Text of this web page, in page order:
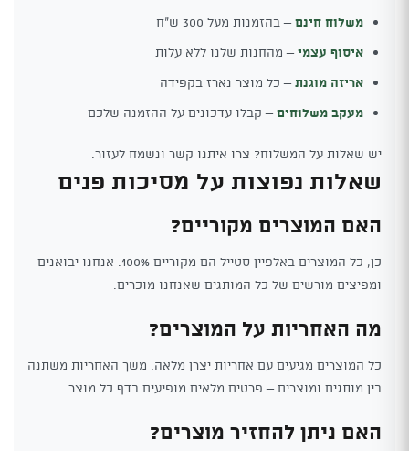
משלוח חינם– בהזמנות מעל 300 ש"ח
איסוף עצמי– מהחנות שלנו ללא עלות
אריזה מוגנת– כל מוצר נארז בקפידה
מעקב משלוחים– קבלו עדכונים על ההזמנה שלכם
יש שאלות על המשלוח? צרו איתנו קשר ונשמח לעזור.
שאלות נפוצות על מסיכות פנים
האם המוצרים מקוריים?
כן, כל המוצרים באלפיין סטייל הם מקוריים 100%. אנחנו יבואנים
ומפיצים מורשים של כל המותגים שאנחנו מוכרים.
מה האחריות על המוצרים?
כל המוצרים מגיעים עם אחריות יצרן מלאה. משך האחריות משתנה
בין מותגים ומוצרים – פרטים מלאים מופיעים בדף כל מוצר.
האם ניתן להחזיר מוצרים?